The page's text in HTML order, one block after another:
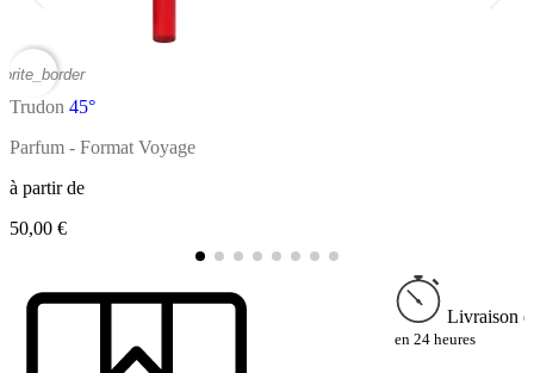
Trudon 45°
Parfum - Format Voyage
à partir de
50,00 €
Livraison
en 24 heures